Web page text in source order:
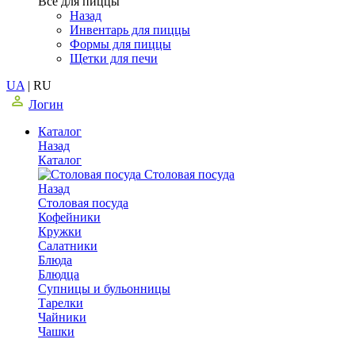
Назад
Инвентарь для пиццы
Формы для пиццы
Щетки для печи
UA | RU
Логин
Каталог
Назад
Каталог
Столовая посуда
Назад
Столовая посуда
Кофейники
Кружки
Салатники
Блюда
Блюдца
Супницы и бульонницы
Тарелки
Чайники
Чашки